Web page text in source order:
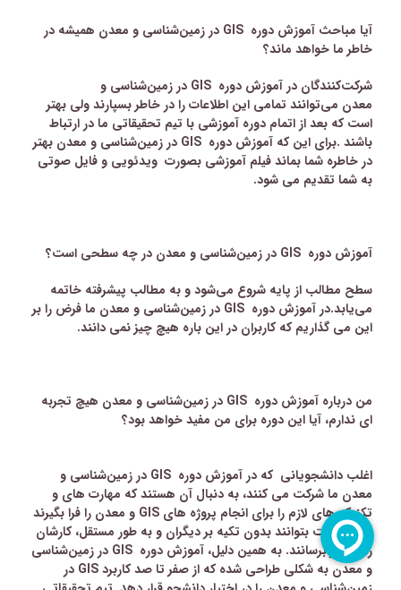
آیا مباحثآموزش دورهGIS در زمین‌شناسی و معدن همیشه در
خاطر ما خواهد ماند؟
شرکت‌کنندگان درآموزش دورهGIS در زمین‌شناسی و
معدن می‌توانند تمامی این اطلاعات را در خاطر بسپارند ولی بهتر
است که بعد از اتمام دوره آموزشی با تیم تحقیقاتی ما در ارتباط
باشند .برای این کهآموزش دورهGIS در زمین‌شناسی و معدن بهتر
در خاطره شما بماند فیلم آموزشی بصورت ویدئویی و فایل صوتی
به شما تقدیم می شود.
آموزش دورهGIS در زمین‌شناسی و معدن در چه سطحی است؟
سطح مطالب از پایه شروع می‌شود و به مطالب پیشرفته خاتمه
می‌یابد.درآموزش دورهGIS در زمین‌شناسی و معدن ما فرض را بر
این می گذاریم که کاربران در این باره هیچ چیز نمی دانند.
من دربارهآموزش دورهGIS در زمین‌شناسی و معدن هیچ تجربه
ای ندارم، آیا این دوره برای من مفید خواهد بود؟
اغلب دانشجویانی که درآموزش دورهGIS در زمین‌شناسی و
معدن ما شرکت می کنند، به دنبال آن هستند که مهارت های و
تکنیک های لازم را برای انجام پروژه هایGIS و معدن را فرا بگیرند
تا در نهایت بتوانند بدون تکیه بر دیگران و به طور مستقل، کارشان
را به ثمر برسانند. به همین دلیل،آموزش دورهGIS در زمین‌شناسی
و معدن به شکلی طراحی شده که از صفر تا صد کاربردGIS در